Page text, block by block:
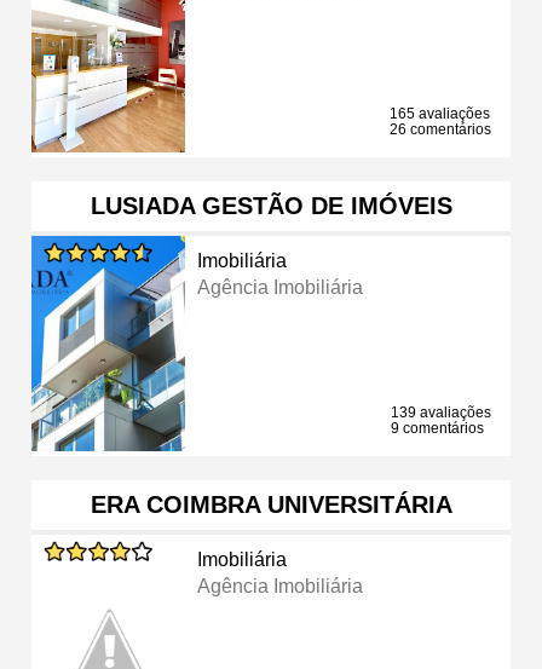
165 avaliações
26 comentários
LUSIADA GESTÃO DE IMÓVEIS
Imobiliária
Agência Imobiliária
139 avaliações
9 comentários
ERA COIMBRA UNIVERSITÁRIA
Imobiliária
Agência Imobiliária